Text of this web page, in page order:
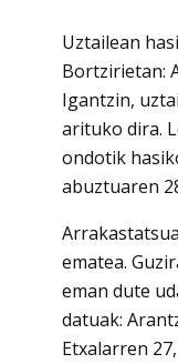
Uztailean
Bortzirietan:
Igantzin,
arituko dira.
ondotik
abuztuaren
ematea.
eman dute
datuak:
Etxalarren